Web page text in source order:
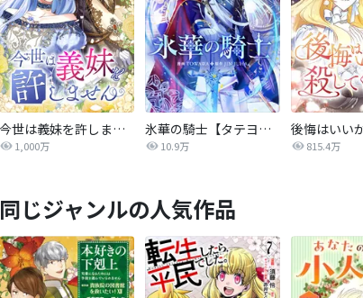
今世は義妹を許しません
1,000万
氷華の騎士【タテヨミ】
10.9万 815.4万
同じジャンルの人気作品